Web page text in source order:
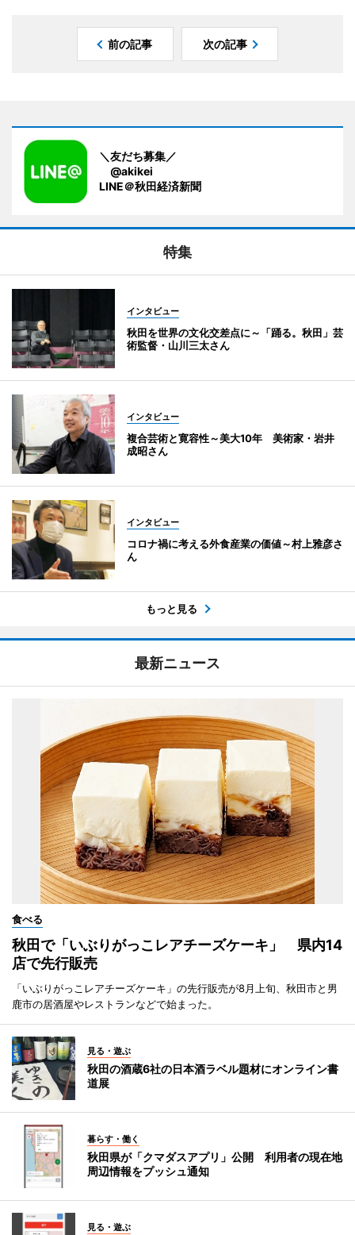
前の記事 次の記事
＼友だち募集／
@akikei
LINE＠秋田経済新聞
特集
インタビュー
秋田を世界の文化交差点に～「踊る。秋田」芸
術監督・山川三太さん
インタビュー
複合芸術と寛容性～美大10年 美術家・岩井
成昭さん
インタビュー
コロナ禍に考える外食産業の価値～村上雅彦さ
ん
もっと見る
最新ニュース
食べる
秋田で「いぶりがっこレアチーズケーキ」 県内14
店で先行販売
「いぶりがっこレアチーズケーキ」の先行販売が8月上旬、秋田市と男
鹿市の居酒屋やレストランなどで始まった。
見る・遊ぶ
秋田の酒蔵6社の日本酒ラベル題材にオンライン書
道展
暮らす・働く
秋田県が「クマダスアプリ」公開 利用者の現在地
周辺情報をプッシュ通知
見る・遊ぶ